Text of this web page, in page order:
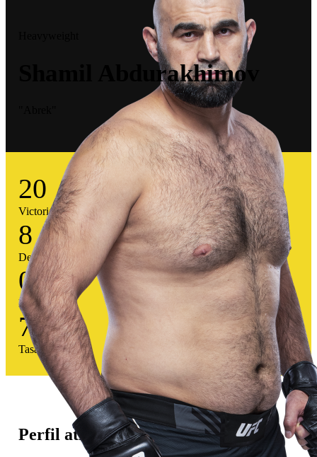
Shamil Abdurakhimov
20
Victorias
8
Derrotas
0
Empates
71%
Tasa victoria
Perfil atlético